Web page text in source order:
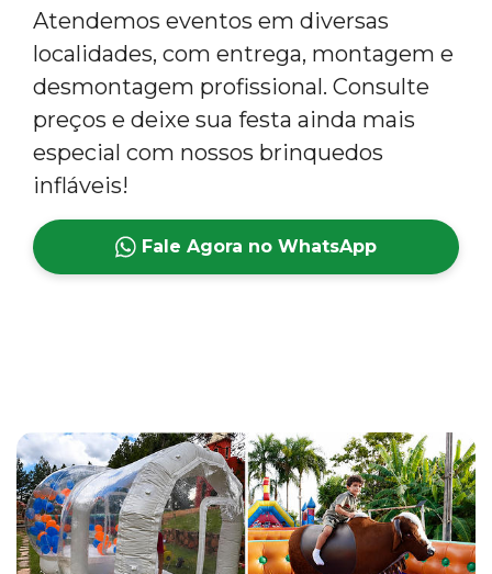
Atendemos eventos em diversas
localidades, com entrega, montagem e
desmontagem profissional. Consulte
preços e deixe sua festa ainda mais
especial com nossos brinquedos
infláveis!
Fale Agora no WhatsApp